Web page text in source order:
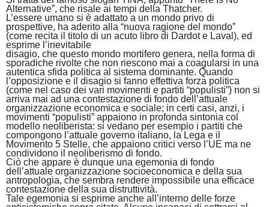
Alternative”, che risale ai tempi della Thatcher.
L’essere umano si è adattato a un mondo privo di
prospettive, ha aderito alla “nuova ragione del mondo”
(come recita il titolo di un acuto libro di Dardot e Laval), ed
esprime l’inevitabile
disagio, che questo mondo mortifero genera, nella forma di
sporadiche rivolte che non riescono mai a coagularsi in una
autentica sfida politica al sistema dominante. Quando
l’opposizione e il disagio si fanno effettiva forza politica
(come nel caso dei vari movimenti e partiti “populisti”) non si
arriva mai ad una contestazione di fondo dell’attuale
organizzazione economica e sociale; in certi casi, anzi, i
movimenti “populisti” appaiono in profonda sintonia col
modello neoliberista: si vedano per esempio i partiti che
compongono l’attuale governo italiano, la Lega e il
Movimento 5 Stelle, che appaiono critici verso l’UE ma ne
condividono il neoliberismo di fondo.
Ciò che appare è dunque una egemonia di fondo
dell’attuale organizzazione socioeconomica e della sua
antropologia, che sembra rendere impossibile una efficace
contestazione della sua distruttività.
Tale egemonia si esprime anche all’interno delle forze